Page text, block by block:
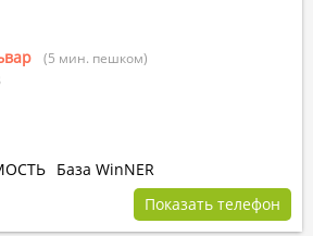
(5 мин. пешком)
База WinNER
Показать телефон